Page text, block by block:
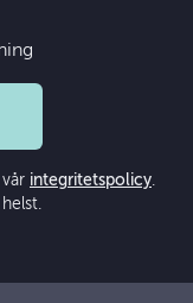
integritetspolicy.